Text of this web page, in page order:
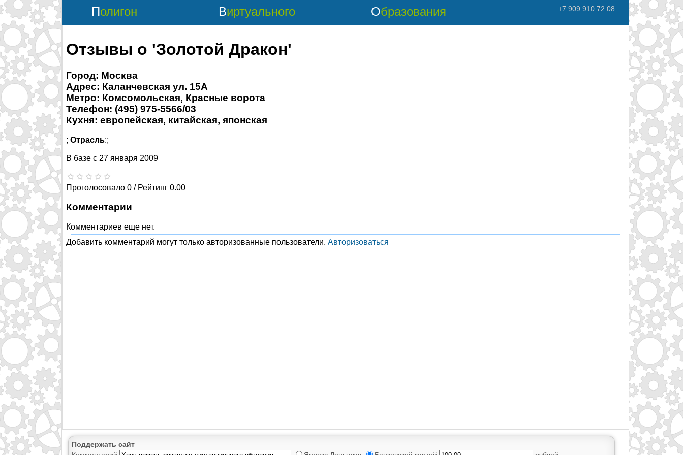
Полигон Виртуального Образования +7 909 910 72 08
Отзывы о 'Золотой Дракон'
Город: Москва
Адрес: Каланчевская ул. 15А
Метро: Комсомольская, Красные ворота
Телефон: (495) 975-5566/03
Кухня: европейская, китайская, японская
; Отрасль:;
В базе с 27 января 2009
Проголосовало 0 / Рейтинг 0.00
Комментарии
Комментариев еще нет.
Добавить комментарий могут только авторизованные пользователи. Авторизоваться
Поддержать сайт